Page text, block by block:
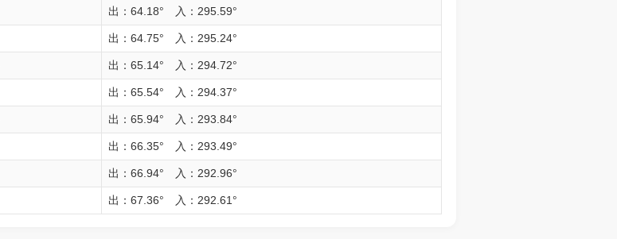
出：64.18° 入：295.59°
出：64.75° 入：295.24°
出：65.14° 入：294.72°
出：65.54° 入：294.37°
出：65.94° 入：293.84°
出：66.35° 入：293.49°
出：66.94° 入：292.96°
出：67.36° 入：292.61°